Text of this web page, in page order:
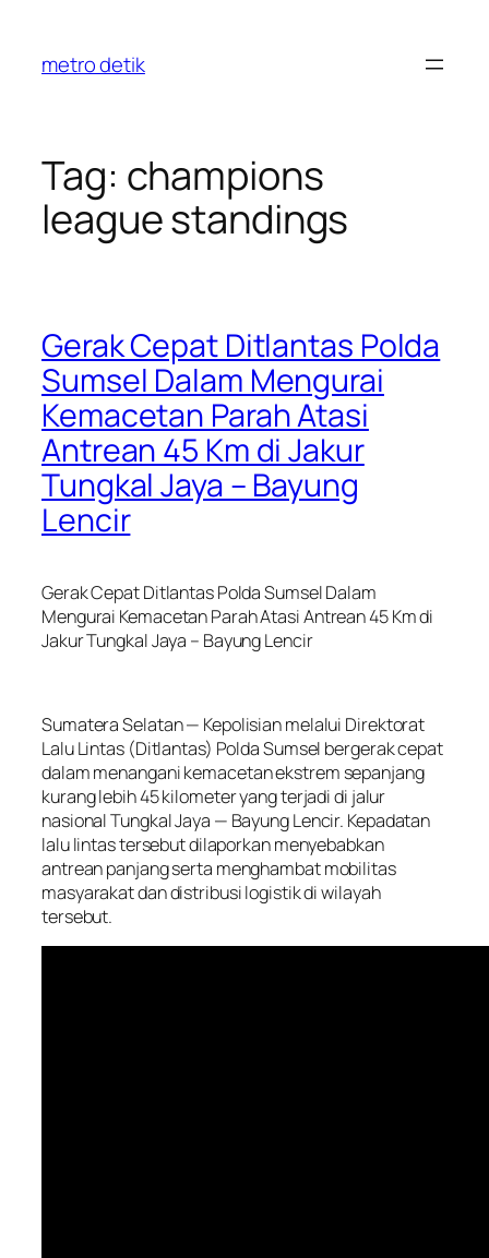
content
metro detik
Tag: champions
league standings
Gerak Cepat Ditlantas Polda
Sumsel Dalam Mengurai
Kemacetan Parah Atasi
Antrean 45 Km di Jakur
Tungkal Jaya – Bayung
Lencir
Gerak Cepat Ditlantas Polda Sumsel Dalam
Mengurai Kemacetan Parah Atasi Antrean 45 Km di
Jakur Tungkal Jaya – Bayung Lencir
Sumatera Selatan — Kepolisian melalui Direktorat
Lalu Lintas (Ditlantas) Polda Sumsel bergerak cepat
dalam menangani kemacetan ekstrem sepanjang
kurang lebih 45 kilometer yang terjadi di jalur
nasional Tungkal Jaya — Bayung Lencir. Kepadatan
lalu lintas tersebut dilaporkan menyebabkan
antrean panjang serta menghambat mobilitas
masyarakat dan distribusi logistik di wilayah
tersebut.